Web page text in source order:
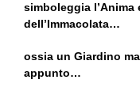
simboleggia l’Anima
dell’Immacolata…
ossia un Giardino
appunto…